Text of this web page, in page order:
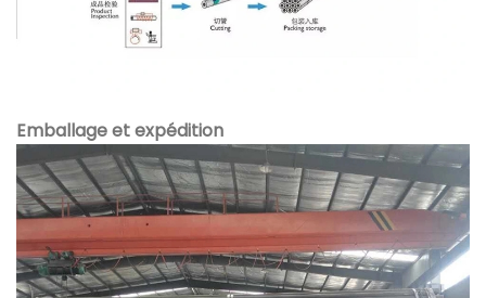
Emballage et expédition